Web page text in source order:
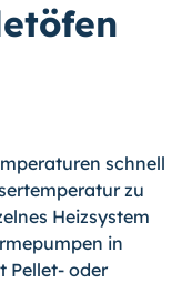
schnell
zu
Heizsystem
in
Pellet- oder